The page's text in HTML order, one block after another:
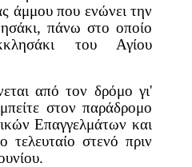
άμμου που ενώνει την
πάνω στο οποίο
του Αγίου
από τον δρόμο γι'
στον παράδρομο
Επαγγελμάτων και
τελευταίο στενό πριν